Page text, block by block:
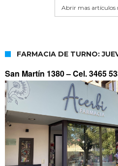
Abrir mas artículos
FARMACIA DE TURNO:
San Martín 1380 –Cel. 3465